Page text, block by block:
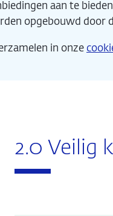
aan te
opgebouwd door
in onze
2.0 Veilig